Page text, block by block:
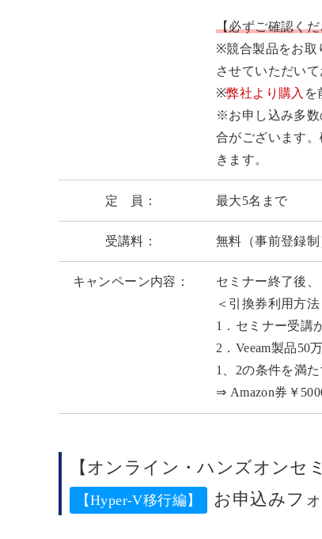
【必ずご確認く
※競合製品をお取
させていただいて
※弊社より購入 を
※お申し込み多数
合がございます
きます。
定 員： 最大5名まで
受講料： 無料（事前登録制
キャンペーン内容：
セミナー終了後
＜引換券利用方法
1．セミナー受講
2．Veeam製品50
1、2の条件を満
⇒ Amazon券￥
【オンライン・ハンズオンセ
【Hyper-V移行編】 お申込みフ